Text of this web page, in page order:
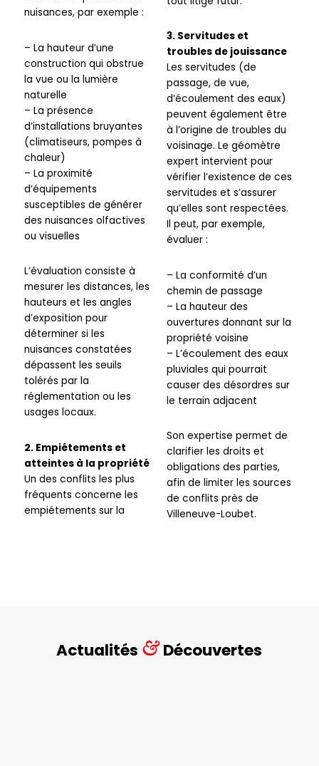
nuisances, par exemple :
– La hauteur d’une
construction qui obstrue
la vue ou la lumière
naturelle
– La présence
d’installations bruyantes
(climatiseurs, pompes à
chaleur)
– La proximité
d’équipements
susceptibles de générer
des nuisances olfactives
ou visuelles
L’évaluation consiste à
mesurer les distances, les
hauteurs et les angles
d’exposition pour
déterminer si les
nuisances constatées
dépassent les seuils
tolérés par la
réglementation ou les
usages locaux.
2. Empiétements et
atteintes à la propriété
Un des conflits les plus
fréquents concerne les
empiétements sur la
3. Servitudes et
troubles de jouissance
Les servitudes (de
passage, de vue,
d’écoulement des eaux)
peuvent également être
à l’origine de troubles du
voisinage. Le géomètre
expert intervient pour
vérifier l’existence de ces
servitudes et s’assurer
qu’elles sont respectées.
Il peut, par exemple,
évaluer :
– La conformité d’un
chemin de passage
– La hauteur des
ouvertures donnant sur la
propriété voisine
– L’écoulement des eaux
pluviales qui pourrait
causer des désordres sur
le terrain adjacent
Son expertise permet de
clarifier les droits et
obligations des parties,
afin de limiter les sources
de conflits près de
Villeneuve-Loubet.
Actualités &Découvertes